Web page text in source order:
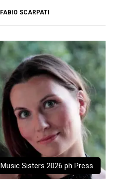
FABIO SCARPATI
Music Sisters 2026 ph Press